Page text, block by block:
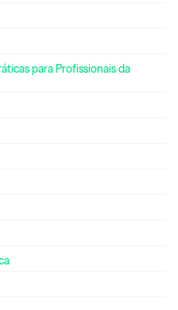
para Profissionais da